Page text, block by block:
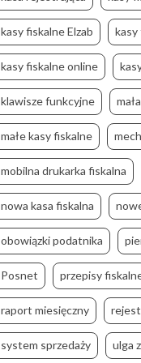
kasy fiskalne Elzab kasy
kasy fiskalne online
klawisze funkcyjne
małe kasy fiskalne
mobilna drukarka fiskalna
nowa kasa fiskalna
obowiązki podatnika
Posnet przepisy
raport miesięczny
system sprzedaży ulga